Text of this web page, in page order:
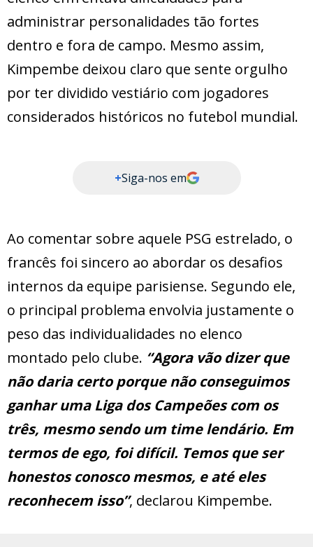
administrar personalidades tão fortes
dentro e fora de campo. Mesmo assim,
Kimpembe deixou claro que sente orgulho
por ter dividido vestiário com jogadores
considerados históricos no futebol mundial.
+Siga-nos em
Ao comentar sobre aquele PSG estrelado, o
francês foi sincero ao abordar os desafios
internos da equipe parisiense. Segundo ele,
o principal problema envolvia justamente o
peso das individualidades no elenco
montado pelo clube. “Agora vão dizer que
não daria certo porque não conseguimos
ganhar uma Liga dos Campeões com os
três, mesmo sendo um time lendário. Em
termos de ego, foi difícil. Temos que ser
honestos conosco mesmos, e até eles
reconhecem isso”, declarou Kimpembe.